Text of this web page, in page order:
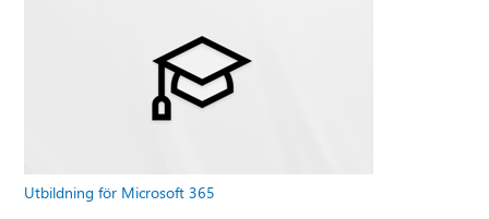
Utbildning för Microsoft 365